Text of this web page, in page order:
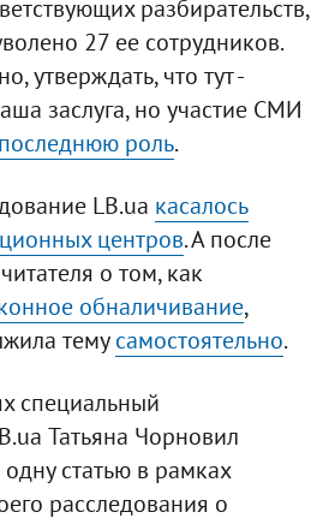
разбирательств,
27 ее сотрудников.
утверждать, что тут -
заслуга, но участие СМИ
роль.
LB.ua касалось
центров. А после
о том, как
обналичивание,
темусамостоятельно.
специальный
Татьяна Чорновил
статью в рамках
расследования о